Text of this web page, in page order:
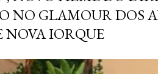
NO GLAMOUR DOS
NOVA IORQUE